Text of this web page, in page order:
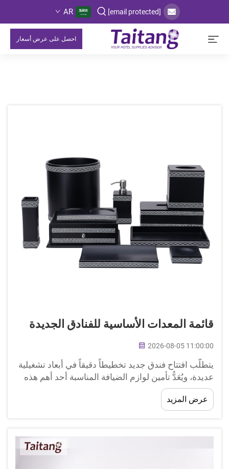
[email protected]
AR
احصل على عرض أسعار
قائمة المعدات الأساسية للفنادق الجديدة
2026-08-05 11:00:00
يتطلَّب افتتاح فندق جديد تخطيطاً دقيقاً في أبعاد تشغيلية
عديدة، ويُعَدُّ تأمين لوازم الضيافة المناسبة أحد أهم هذه
العناصر الحاسمة. سواء كنت تفتتح منشأة فندقية صغيرة
متخصصة أو منشأة متوسطة المستوى أو...
عرض المزيد